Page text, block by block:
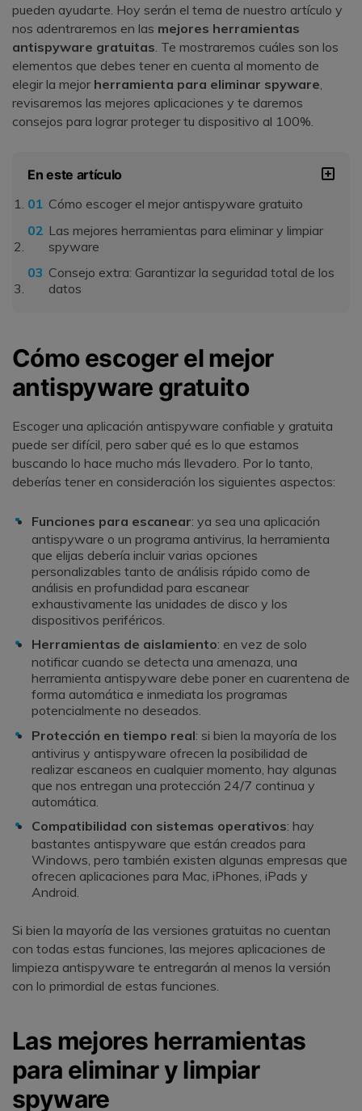
pueden ayudarte. Hoy serán el tema de nuestro artículo y
nos adentraremos en las mejores herramientas
antispyware gratuitas . Te mostraremos cuáles son los
elementos que debes tener en cuenta al momento de
elegir la mejor herramienta para eliminar spyware
revisaremos las mejores aplicaciones y te daremos
consejos para lograr proteger tu dispositivo al 100%.
En este artículo
Cómo escoger el mejor antispyware gratuito
Las mejores herramientas para eliminar y limpiar
spyware
Consejo extra: Garantizar la seguridad total de los
datos
Cómo escoger el mejor
antispyware gratuito
Escoger una aplicación antispyware confiable y gratuita
puede ser difícil, pero saber qué es lo que estamos
buscando lo hace mucho más llevadero. Por lo tanto,
deberías tener en consideración los siguientes aspectos:
Funciones para escanear: ya sea una aplicación
antispyware o un programa antivirus, la herramienta
que elijas debería incluir varias opciones
personalizables tanto de análisis rápido como de
análisis en profundidad para escanear
exhaustivamente las unidades de disco y los
dispositivos periféricos.
Herramientas de aislamiento: en vez de solo
notificar cuando se detecta una amenaza, una
herramienta antispyware debe poner en cuarentena de
forma automática e inmediata los programas
potencialmente no deseados.
Protección en tiempo real: si bien la mayoría de los
antivirus y antispyware ofrecen la posibilidad de
realizar escaneos en cualquier momento, hay algunas
que nos entregan una protección 24/7 continua y
automática.
Compatibilidad con sistemas operativos: hay
bastantes antispyware que están creados para
Windows, pero también existen algunas empresas que
ofrecen aplicaciones para Mac, iPhones, iPads y
Android.
Si bien la mayoría de las versiones gratuitas no cuentan
con todas estas funciones, las mejores aplicaciones de
limpieza antispyware te entregarán al menos la versión
con lo primordial de estas funciones.
Las mejores herramientas
para eliminar y limpiar
spyware󠀲󠀡󠀤󠀢󠀦󠀣󠀢󠀨󠀡󠀳󠀰